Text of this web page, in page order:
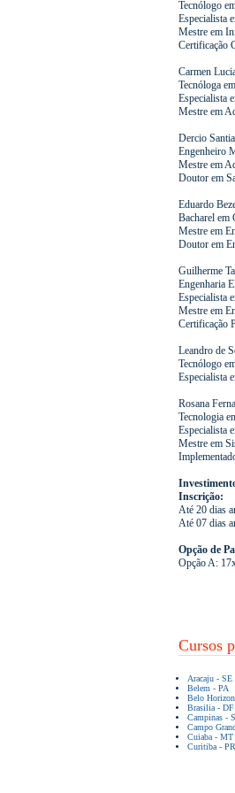
Tecnólogo
Especialista
Mestre em
Certificação
Carmen
Tecnóloga
Especialista
Mestre em
Dercio
Engenheiro
Mestre em
Doutor em
Eduardo
Bacharel em
Mestre em
Doutor em
Guilherme
Engenharia
Especialista
Mestre em
Certificação
Leandro de
Tecnólogo
Especialista
Rosana
Tecnologia
Especialista
Mestre em
Inscrição:
Até 20 dias
Até 07 dias
Opção de
Opção A:
Cursos
Aracaju - SE
Belem - PA
Belo
Brasilia - DF
Campinas -
Campo
Cuiaba - MT
Curitiba - PR